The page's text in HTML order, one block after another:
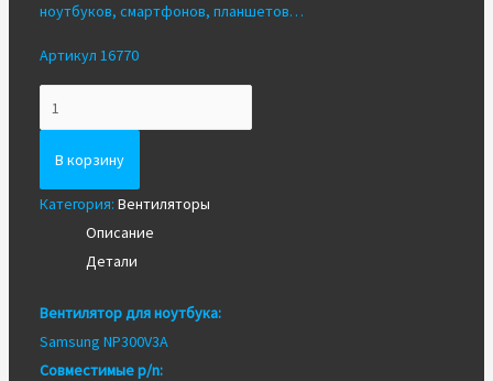
ноутбуков, смартфонов, планшетов…
Артикул 16770
Вентилятор/
Кулер
для
ноутбука
Samsung
NP300V3A
В корзину
Категория: Вентиляторы
Описание
Детали
Вентилятор для ноутбука:
Samsung NP300V3A
Совместимые p/n: